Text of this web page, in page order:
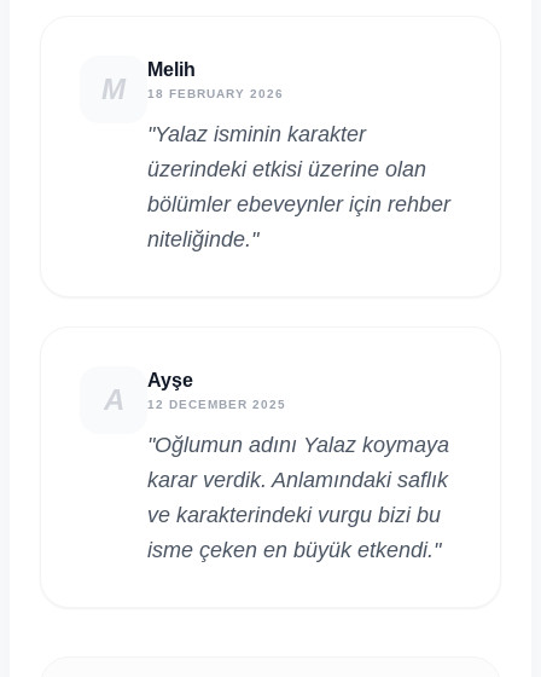
M
Melih
18 FEBRUARY 2026
"Yalaz isminin karakter
üzerindeki etkisi üzerine olan
bölümler ebeveynler için rehber
niteliğinde."
A
Ayşe
12 DECEMBER 2025
"Oğlumun adını Yalaz koymaya
karar verdik. Anlamındaki saflık
ve karakterindeki vurgu bizi bu
isme çeken en büyük etkendi."